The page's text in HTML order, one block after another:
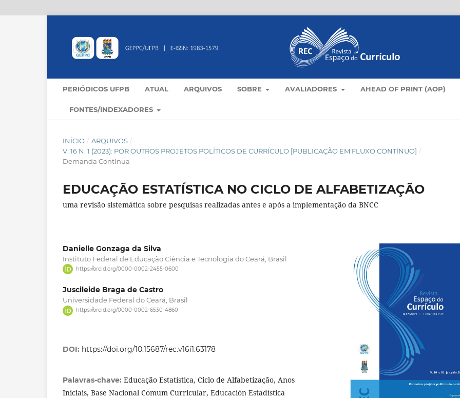
PERIÓDICOS UFPB ATUAL ARQUIVOS SOBRE AVALIADORES AHEAD OF PRINT (AOP)
FONTES/INDEXADORES
INÍCIO / ARQUIVOS /
V. 16 N. 1 (2023): POR OUTROS PROJETOS POLÍTICOS DE CURRÍCULO [PUBLICAÇÃO EM FLUXO CONTÍNUO] /
Demanda Contínua
EDUCAÇÃO ESTATÍSTICA NO CICLO DE ALFABETIZAÇÃO
uma revisão sistemática sobre pesquisas realizadas antes e após a implementação da BNCC
Danielle Gonzaga da Silva
Instituto Federal de Educação Ciência e Tecnologia do Ceará, Brasil
https://orcid.org/0000-0002-2455-0600
Juscileide Braga de Castro
Universidade Federal do Ceará, Brasil
https://orcid.org/0000-0002-6530-4860
DOI: https://doi.org/10.15687/rec.v16i1.63178
Palavras-chave: Educação Estatística, Ciclo de Alfabetização, Anos
Iniciais, Base Nacional Comum Curricular, Educación Estadística